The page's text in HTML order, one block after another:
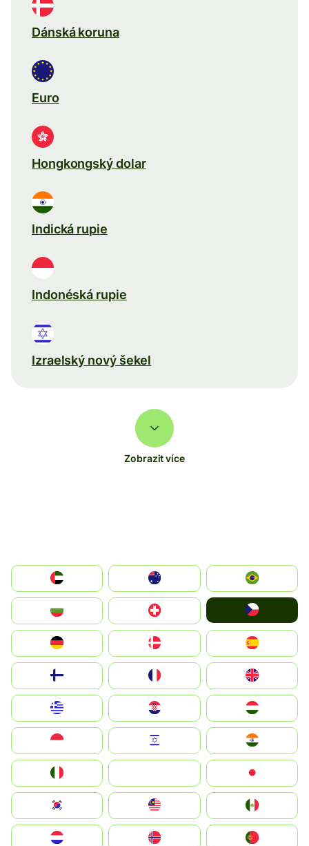
Dánská koruna
Euro
Hongkongský dolar
Indická rupie
Indonéská rupie
Izraelský nový šekel
Zobrazit více
الإمارات العربية المتحدة
Switzerland
Deutschland
United Kingdom
Magyarország
South Korea